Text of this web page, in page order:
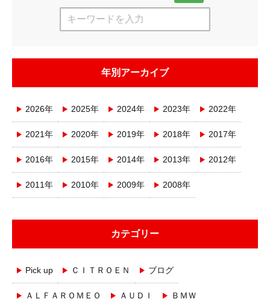
年別アーカイブ
2026年 2025年 2024年 2023年 2022年
2021年 2020年 2019年 2018年 2017年
2016年 2015年 2014年 2013年 2012年
2011年 2010年 2009年 2008年
カテゴリー
Pick up ＣＩＴＲＯＥＮ ブログ
ＡＬＦＡＲＯＭＥＯ ＡＵＤＩ ＢＭＷ